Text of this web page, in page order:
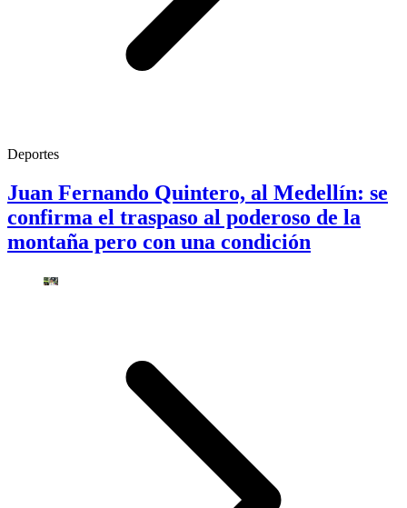
Deportes
Juan Fernando Quintero, al Medellín: se
confirma el traspaso al poderoso de la
montaña pero con una condición